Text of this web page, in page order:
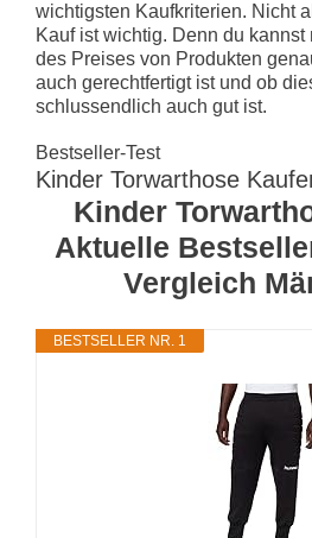
wichtigsten Kaufkriterien. Nicht
Kauf ist wichtig. Denn du
des Preises von Produkten
auch gerechtfertigt ist und ob
schlussendlich auch gut ist.
Bestseller-Test
Kinder Torwarthose
Kinder
Aktuelle
Vergleich
BESTSELLER NR. 1